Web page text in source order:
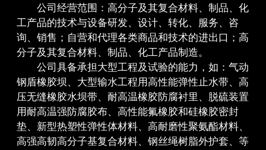
公司经营范围：高分子及其复合材料、制品、化
工产品的技术与设备研发、设计、转化、服务、咨
询、销售；自营和代理各类商品和技术的进出口；高
分子及其复合材料、制品、化工产品制造。
公司具备承担大型工程及试验的能力，如：气动
钢盾橡胶坝、大型输水工程用高性能弹性止水带、高
压无缝橡胶水坝带、耐高温橡胶防腐衬里、脱硫装置
用耐高温强防腐胶布、高性能氟橡胶和硅橡胶密封
垫、新型热塑性弹性体材料、高耐磨性聚氨酯材料、
高强高韧高分子基复合材料、钢丝绳树脂外护套、等